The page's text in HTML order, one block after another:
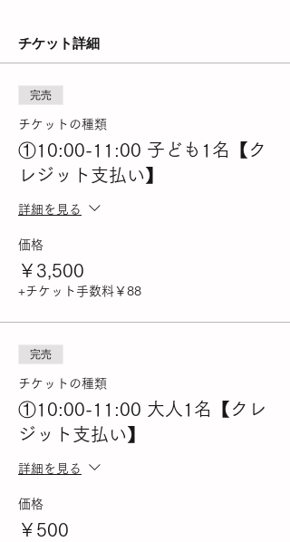
チケット詳細
完売
チケットの種類
①10:00-11:00 子ども1名【ク
レジット支払い】
詳細を見る
価格
￥3,500
+チケット手数料￥88
完売
チケットの種類
①10:00-11:00 大人1名【クレ
ジット支払い】
詳細を見る
価格
￥500